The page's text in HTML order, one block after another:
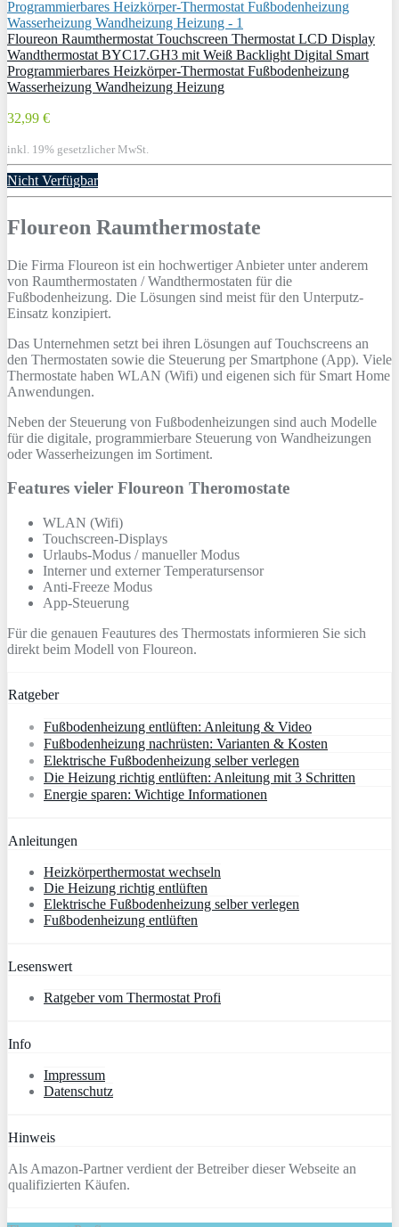
Floureon Raumthermostat Touchscreen Thermostat LCD Display
Wandthermostat BYC17.GH3 mit Weiß Backlight Digital Smart
Programmierbares Heizkörper-Thermostat Fußbodenheizung
Wasserheizung Wandheizung Heizung
32,99 €
inkl. 19% gesetzlicher MwSt.
Nicht Verfügbar
Floureon Raumthermostate
Die Firma Floureon ist ein hochwertiger Anbieter unter anderem
von Raumthermostaten / Wandthermostaten für die
Fußbodenheizung. Die Lösungen sind meist für den Unterputz-
Einsatz konzipiert.
Das Unternehmen setzt bei ihren Lösungen auf Touchscreens an
den Thermostaten sowie die Steuerung per Smartphone (App). Viele
Thermostate haben WLAN (Wifi) und eigenen sich für Smart Home
Anwendungen.
Neben der Steuerung von Fußbodenheizungen sind auch Modelle
für die digitale, programmierbare Steuerung von Wandheizungen
oder Wasserheizungen im Sortiment.
Features vieler Floureon Theromostate
WLAN (Wifi)
Touchscreen-Displays
Urlaubs-Modus / manueller Modus
Interner und externer Temperatursensor
Anti-Freeze Modus
App-Steuerung
Für die genauen Feautures des Thermostats informieren Sie sich
direkt beim Modell von Floureon.
Ratgeber
Fußbodenheizung entlüften: Anleitung & Video
Fußbodenheizung nachrüsten: Varianten & Kosten
Elektrische Fußbodenheizung selber verlegen
Die Heizung richtig entlüften: Anleitung mit 3 Schritten
Energie sparen: Wichtige Informationen
Anleitungen
Heizkörperthermostat wechseln
Die Heizung richtig entlüften
Elektrische Fußbodenheizung selber verlegen
Fußbodenheizung entlüften
Lesenswert
Ratgeber vom Thermostat Profi
Info
Impressum
Datenschutz
Hinweis
Als Amazon-Partner verdient der Betreiber dieser Webseite an
qualifizierten Käufen.